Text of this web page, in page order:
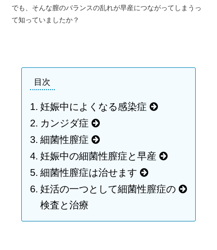
でも、そんな膣のバランスの乱れが早産につながってしまうっ
て知っていましたか？
目次
妊娠中によくなる感染症
カンジダ症
細菌性膣症
妊娠中の細菌性膣症と早産
細菌性膣症は治せます
妊活の一つとして細菌性膣症の
検査と治療